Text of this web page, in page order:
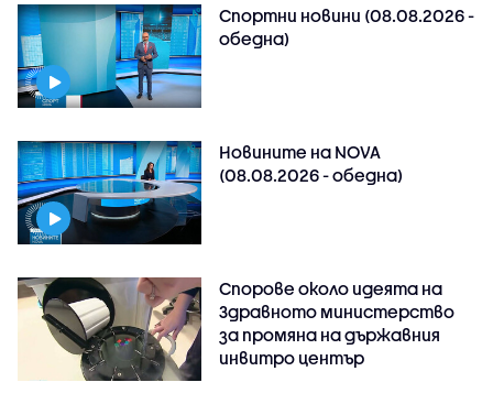
Спортни новини (08.08.2026 -
обедна)
Новините на NOVA
(08.08.2026 - обедна)
Спорове около идеята на
Здравното министерство
за промяна на държавния
инвитро център